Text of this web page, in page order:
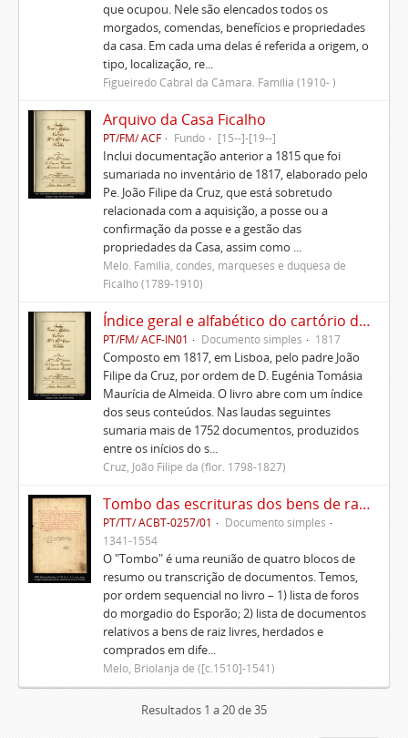
que ocupou. Nele são elencados todos os
morgados, comendas, benefícios e propriedades
da casa. Em cada uma delas é referida a origem, o
tipo, localização, re...
Figueiredo Cabral da Câmara. Família (1910- )
Arquivo da Casa Ficalho
PT/FM/ ACF Fundo [15--]-[19--]
Inclui documentação anterior a 1815 que foi
sumariada no inventário de 1817, elaborado pelo
Pe. João Filipe da Cruz, que está sobretudo
relacionada com a aquisição, a posse ou a
confirmação da posse e a gestão das
propriedades da Casa, assim como ...
Melo. Família, condes, marqueses e duquesa de
Ficalho (1789-1910)
Índice geral e alfabético do cartório da Casa de Ficalho
PT/FM/ ACF-IN01 Documento simples 1817
Composto em 1817, em Lisboa, pelo padre João
Filipe da Cruz, por ordem de D. Eugénia Tomásia
Maurícia de Almeida. O livro abre com um índice
dos seus conteúdos. Nas laudas seguintes
sumaria mais de 1752 documentos, produzidos
entre os inícios do s...
Cruz, João Filipe da (flor. 1798-1827)
Tombo das escrituras dos bens de raiz e rendas do morgadio do Esporão e memorial delas
PT/TT/ ACBT-0257/01
Documento simples
1341-1554
O "Tombo" é uma reunião de quatro blocos de
resumo ou transcrição de documentos. Temos,
por ordem sequencial no livro – 1) lista de foros
do morgadio do Esporão; 2) lista de documentos
relativos a bens de raiz livres, herdados e
comprados em dife...
Melo, Briolanja de ([c.1510]-1541)
Resultados 1 a 20 de 35